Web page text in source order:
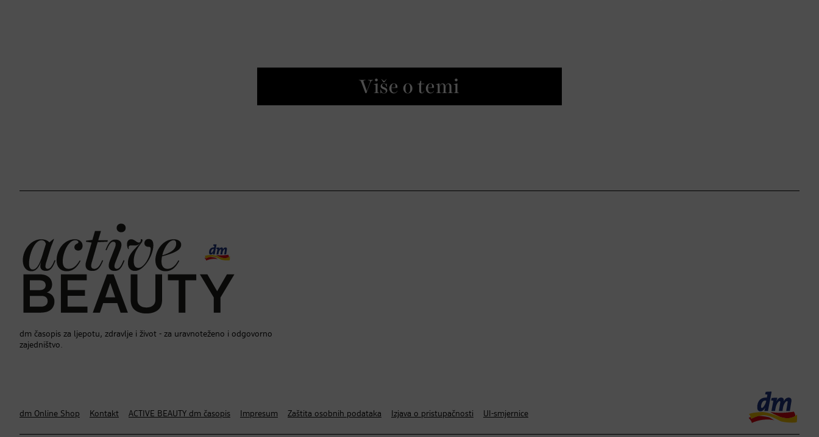
Više o temi
dm časopis za ljepotu, zdravlje i život - za uravnoteženo i odgovorno
zajedništvo.
dm Online Shop Kontakt ACTIVE BEAUTY dm časopis Impresum Zaštita osobnih podataka Izjava o pristupačnosti UI-smjernice